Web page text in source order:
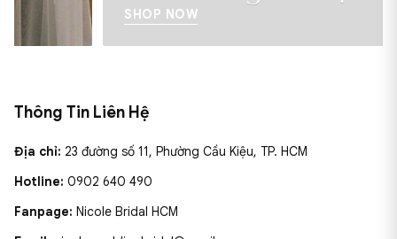
SHOP NOW
Thông Tin Liên Hệ
Địa chỉ: 23 đường số 11, Phường Cầu Kiệu, TP. HCM
Hotline: 0902 640 490
Fanpage: Nicole Bridal HCM